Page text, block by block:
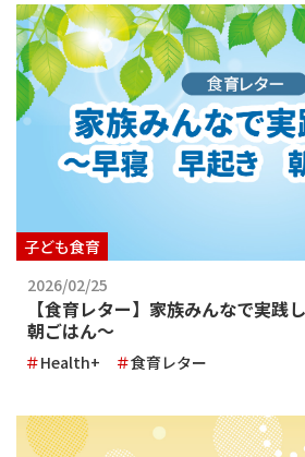
2026/02/25
【食育レター】家族みんなで実践
朝ごはん〜
Health+ 食育レター
子ども食育